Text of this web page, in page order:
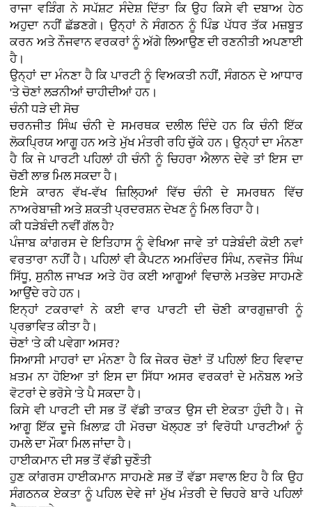
ਰਾਜਾ ਵੜਿੰਗ ਨੇ ਸਪੱਸ਼ਟ ਸੰਦੇਸ਼ ਦਿੱਤਾ ਕਿ ਉਹ ਕਿਸੇ ਵੀ ਦਬਾਅ ਹੇਠ
ਅਹੁਦਾ ਨਹੀਂ ਛੱਡਣਗੇ। ਉਨ੍ਹਾਂ ਨੇ ਸੰਗਠਨ ਨੂੰ ਪਿੰਡ ਪੱਧਰ ਤੱਕ ਮਜ਼ਬੂਤ
ਕਰਨ ਅਤੇ ਨੌਜਵਾਨ ਵਰਕਰਾਂ ਨੂੰ ਅੱਗੇ ਲਿਆਉਣ ਦੀ ਰਣਨੀਤੀ ਅਪਣਾਈ
ਹੈ।
ਉਨ੍ਹਾਂ ਦਾ ਮੰਨਣਾ ਹੈ ਕਿ ਪਾਰਟੀ ਨੂੰ ਵਿਅਕਤੀ ਨਹੀਂ, ਸੰਗਠਨ ਦੇ ਆਧਾਰ
'ਤੇ ਚੋਣਾਂ ਲੜਨੀਆਂ ਚਾਹੀਦੀਆਂ ਹਨ।
ਚੰਨੀ ਧੜੇ ਦੀ ਸੋਚ
ਚਰਨਜੀਤ ਸਿੰਘ ਚੰਨੀ ਦੇ ਸਮਰਥਕ ਦਲੀਲ ਦਿੰਦੇ ਹਨ ਕਿ ਚੰਨੀ ਇੱਕ
ਲੋਕਪ੍ਰਿਯ ਆਗੂ ਹਨ ਅਤੇ ਮੁੱਖ ਮੰਤਰੀ ਰਹਿ ਚੁੱਕੇ ਹਨ। ਉਨ੍ਹਾਂ ਦਾ ਮੰਨਣਾ
ਹੈ ਕਿ ਜੇ ਪਾਰਟੀ ਪਹਿਲਾਂ ਹੀ ਚੰਨੀ ਨੂੰ ਚਿਹਰਾ ਐਲਾਨ ਦੇਵੇ ਤਾਂ ਇਸ ਦਾ
ਚੋਣੀ ਲਾਭ ਮਿਲ ਸਕਦਾ ਹੈ।
ਇਸੇ ਕਾਰਨ ਵੱਖ-ਵੱਖ ਜ਼ਿਲ੍ਹਿਆਂ ਵਿੱਚ ਚੰਨੀ ਦੇ ਸਮਰਥਨ ਵਿੱਚ
ਨਾਅਰੇਬਾਜ਼ੀ ਅਤੇ ਸ਼ਕਤੀ ਪ੍ਰਦਰਸ਼ਨ ਦੇਖਣ ਨੂੰ ਮਿਲ ਰਿਹਾ ਹੈ।
ਕੀ ਧੜੇਬੰਦੀ ਨਵੀਂ ਗੱਲ ਹੈ?
ਪੰਜਾਬ ਕਾਂਗਰਸ ਦੇ ਇਤਿਹਾਸ ਨੂੰ ਵੇਖਿਆ ਜਾਵੇ ਤਾਂ ਧੜੇਬੰਦੀ ਕੋਈ ਨਵਾਂ
ਵਰਤਾਰਾ ਨਹੀਂ ਹੈ। ਪਹਿਲਾਂ ਵੀ ਕੈਪਟਨ ਅਮਰਿੰਦਰ ਸਿੰਘ, ਨਵਜੋਤ ਸਿੰਘ
ਸਿੱਧੂ, ਸੁਨੀਲ ਜਾਖੜ ਅਤੇ ਹੋਰ ਕਈ ਆਗੂਆਂ ਵਿਚਾਲੇ ਮਤਭੇਦ ਸਾਹਮਣੇ
ਆਉਂਦੇ ਰਹੇ ਹਨ।
ਇਨ੍ਹਾਂ ਟਕਰਾਵਾਂ ਨੇ ਕਈ ਵਾਰ ਪਾਰਟੀ ਦੀ ਚੋਣੀ ਕਾਰਗੁਜ਼ਾਰੀ ਨੂੰ
ਪ੍ਰਭਾਵਿਤ ਕੀਤਾ ਹੈ।
ਚੋਣਾਂ 'ਤੇ ਕੀ ਪਵੇਗਾ ਅਸਰ?
ਸਿਆਸੀ ਮਾਹਰਾਂ ਦਾ ਮੰਨਣਾ ਹੈ ਕਿ ਜੇਕਰ ਚੋਣਾਂ ਤੋਂ ਪਹਿਲਾਂ ਇਹ ਵਿਵਾਦ
ਖ਼ਤਮ ਨਾ ਹੋਇਆ ਤਾਂ ਇਸ ਦਾ ਸਿੱਧਾ ਅਸਰ ਵਰਕਰਾਂ ਦੇ ਮਨੋਬਲ ਅਤੇ
ਵੋਟਰਾਂ ਦੇ ਭਰੋਸੇ 'ਤੇ ਪੈ ਸਕਦਾ ਹੈ।
ਕਿਸੇ ਵੀ ਪਾਰਟੀ ਦੀ ਸਭ ਤੋਂ ਵੱਡੀ ਤਾਕਤ ਉਸ ਦੀ ਏਕਤਾ ਹੁੰਦੀ ਹੈ। ਜੇ
ਆਗੂ ਇੱਕ ਦੂਜੇ ਖ਼ਿਲਾਫ਼ ਹੀ ਮੋਰਚਾ ਖੋਲ੍ਹਣ ਤਾਂ ਵਿਰੋਧੀ ਪਾਰਟੀਆਂ ਨੂੰ
ਹਮਲੇ ਦਾ ਮੌਕਾ ਮਿਲ ਜਾਂਦਾ ਹੈ।
ਹਾਈਕਮਾਨ ਦੀ ਸਭ ਤੋਂ ਵੱਡੀ ਚੁਣੌਤੀ
ਹੁਣ ਕਾਂਗਰਸ ਹਾਈਕਮਾਨ ਸਾਹਮਣੇ ਸਭ ਤੋਂ ਵੱਡਾ ਸਵਾਲ ਇਹ ਹੈ ਕਿ ਉਹ
ਸੰਗਠਨਕ ਏਕਤਾ ਨੂੰ ਪਹਿਲ ਦੇਵੇ ਜਾਂ ਮੁੱਖ ਮੰਤਰੀ ਦੇ ਚਿਹਰੇ ਬਾਰੇ ਪਹਿਲਾਂ